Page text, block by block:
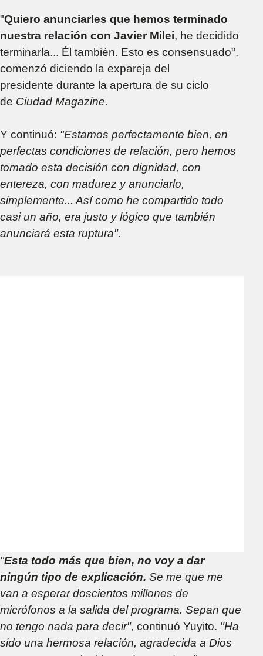
"Quiero anunciarles que hemos terminado
nuestra relación con Javier Milei, he decidido
terminarla... Él también. Esto es consensuado",
comenzó diciendo la expareja del
presidente durante la apertura de su ciclo
de Ciudad Magazine.
Y continuó: "Estamos perfectamente bien, en
perfectas condiciones de relación, pero hemos
tomado esta decisión con dignidad, con
entereza, con madurez y anunciarlo,
simplemente... Así como he compartido todo
casi un año, era justo y lógico que también
anunciará esta ruptura".
"Esta todo más que bien, no voy a dar
ningún tipo de explicación. Se me que me
van a esperar doscientos millones de
micrófonos a la salida del programa. Sepan que
no tengo nada para decir", continuó Yuyito. "Ha
sido una hermosa relación, agradecida a Dios